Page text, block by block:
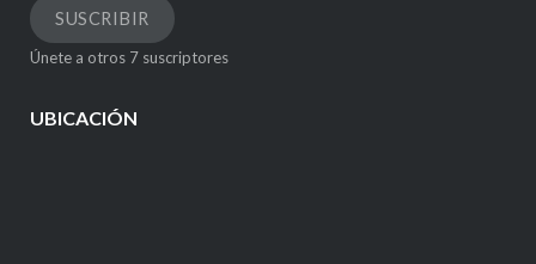
correo
electrónico
SUSCRIBIR
Únete a otros 7 suscriptores
UBICACIÓN